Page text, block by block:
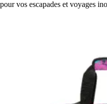
pour vos escapades et voyages